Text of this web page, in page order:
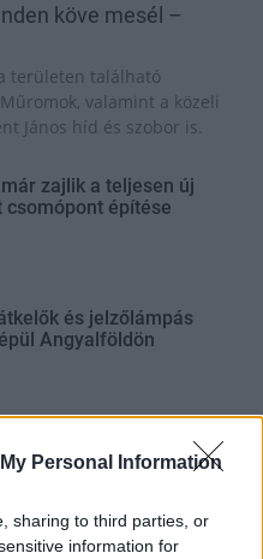
Personal Information
sharing to third parties, or
information for
köve mesél –
területen található
valamint a közeli
János híd és szobor is.
zajlik a teljesen új
csomópont építése
és jelzőlámpás
Angyalföldön
bővítik
jó hírű református